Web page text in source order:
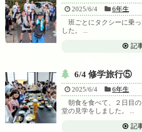
2025/6/4
6年生
班ごとにタクシーに乗
した。 ...
記
6/4 修学旅行⑤
2025/6/4
6年生
朝食を食べて、２日目
堂の見学をしました。 ...
記